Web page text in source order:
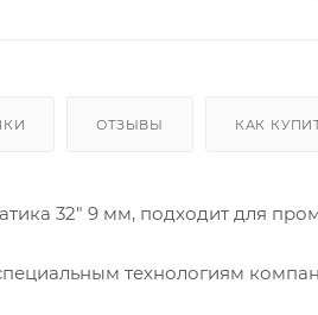
ОТЗЫВЫ КАК
32" 9 мм, подходит для
технологиям